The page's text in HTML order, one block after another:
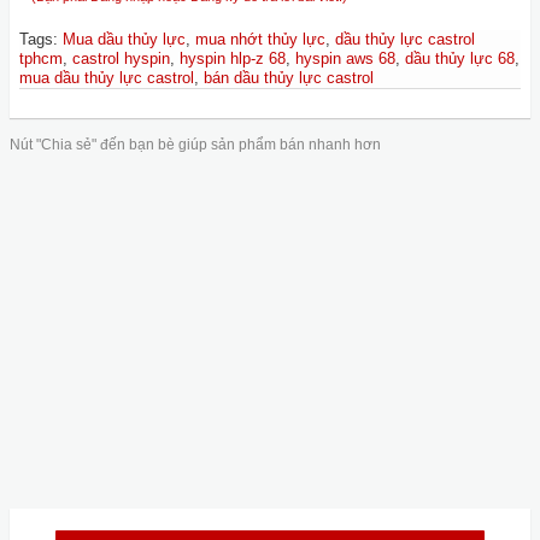
Tags: Mua dầu thủy lực, mua nhớt thủy lực, dầu thủy lực castrol
tphcm, castrol hyspin, hyspin hlp-z 68, hyspin aws 68, dầu thủy lực 68,
mua dầu thủy lực castrol , bán dầu thủy lực castrol
Nút "Chia sẻ" đến bạn bè giúp sản phẩm bán nhanh hơn